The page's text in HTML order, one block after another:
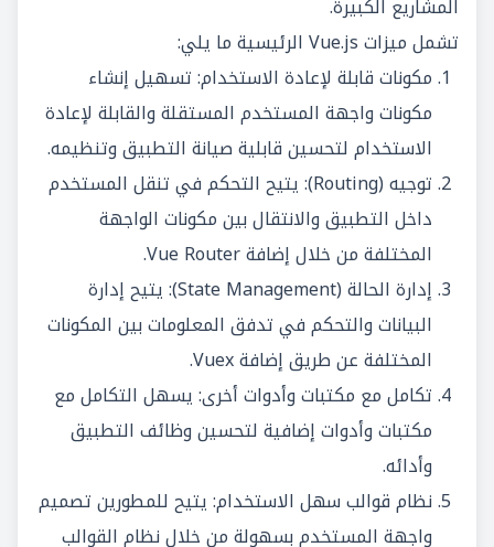
المشاريع الكبيرة.
تشمل ميزات Vue.js الرئيسية ما يلي:
مكونات قابلة لإعادة الاستخدام: تسهيل إنشاء
مكونات واجهة المستخدم المستقلة والقابلة لإعادة
الاستخدام لتحسين قابلية صيانة التطبيق وتنظيمه.
توجيه (Routing): يتيح التحكم في تنقل المستخدم
داخل التطبيق والانتقال بين مكونات الواجهة
المختلفة من خلال إضافة Vue Router.
إدارة الحالة (State Management): يتيح إدارة
البيانات والتحكم في تدفق المعلومات بين المكونات
المختلفة عن طريق إضافة Vuex.
تكامل مع مكتبات وأدوات أخرى: يسهل التكامل مع
مكتبات وأدوات إضافية لتحسين وظائف التطبيق
وأدائه.
نظام قوالب سهل الاستخدام: يتيح للمطورين تصميم
واجهة المستخدم بسهولة من خلال نظام القوالب